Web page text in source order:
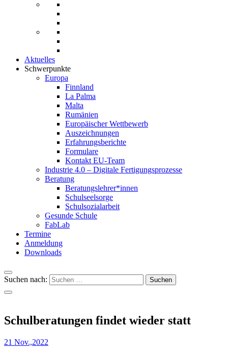
Aktuelles
Schwerpunkte
Europa
Finnland
La Palma
Malta
Rumänien
Europäischer Wettbewerb
Auszeichnungen
Erfahrungsberichte
Formulare
Kontakt EU-Team
Industrie 4.0 – Digitale Fertigungsprozesse
Beratung
Beratungslehrer*innen
Schulseelsorge
Schulsozialarbeit
Gesunde Schule
FabLab
Termine
Anmeldung
Downloads
Suchen nach:
Schulberatungen findet wieder statt
21 Nov.,2022